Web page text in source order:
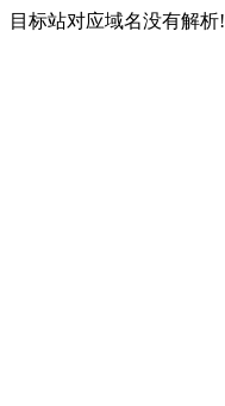
目标站对应域名没有解析!